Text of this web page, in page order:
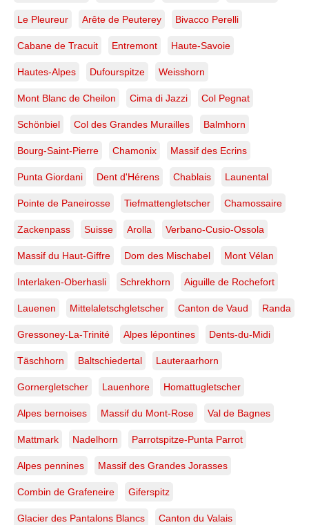
Le Pleureur Arête de Peuterey Bivacco Perelli
Cabane de Tracuit Entremont Haute-Savoie
Hautes-Alpes Dufourspitze Weisshorn
Mont Blanc de Cheilon Cima di Jazzi Col Pegnat
Schönbiel Col des Grandes Murailles Balmhorn
Bourg-Saint-Pierre Chamonix Massif des Ecrins
Punta Giordani Dent d'Hérens Chablais Launental
Pointe de Paneirosse Tiefmattengletscher Chamossaire
Zackenpass Suisse Arolla Verbano-Cusio-Ossola
Massif du Haut-Giffre Dom des Mischabel Mont Vélan
Interlaken-Oberhasli Schrekhorn Aiguille de Rochefort
Lauenen Mittelaletschgletscher Canton de Vaud Randa
Gressoney-La-Trinité Alpes lépontines Dents-du-Midi
Täschhorn Baltschiedertal Lauteraarhorn
Gornergletscher Lauenhore Homattugletscher
Alpes bernoises Massif du Mont-Rose Val de Bagnes
Mattmark Nadelhorn Parrotspitze-Punta Parrot
Alpes pennines Massif des Grandes Jorasses
Combin de Grafeneire Giferspitz
Glacier des Pantalons Blancs Canton du Valais